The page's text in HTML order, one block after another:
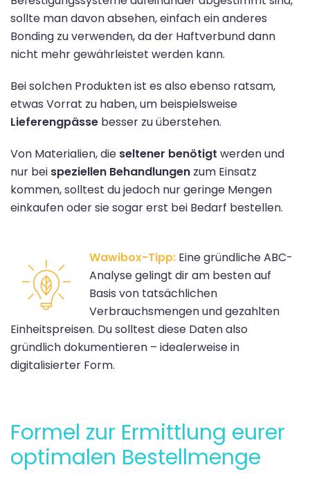
sollte man davon absehen, einfach ein anderes
Bonding zu verwenden, da der Haftverbund dann
nicht mehr gewährleistet werden kann.
Bei solchen Produkten ist es also ebenso ratsam,
etwas Vorrat zu haben, um beispielsweise
Lieferengpässe besser zu überstehen.
Von Materialien, die seltener benötigt werden und
nur bei speziellen Behandlungen zum Einsatz
kommen, solltest du jedoch nur geringe Mengen
einkaufen oder sie sogar erst bei Bedarf bestellen.
Wawibox-Tipp: Eine gründliche ABC-
Analyse gelingt dir am besten auf
Basis von tatsächlichen
Verbrauchsmengen und gezahlten
Einheitspreisen. Du solltest diese Daten also
gründlich dokumentieren – idealerweise in
digitalisierter Form.
Formel zur Ermittlung eurer
optimalen Bestellmenge